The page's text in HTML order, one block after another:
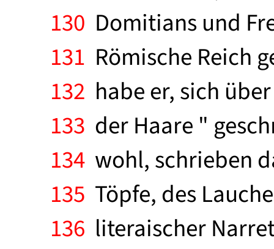
130 Domitians und
131 Römische Reich
132 habe er, sich
133 der Haare "
134 wohl, schrieben
135 Töpfe, des
136 literaischer